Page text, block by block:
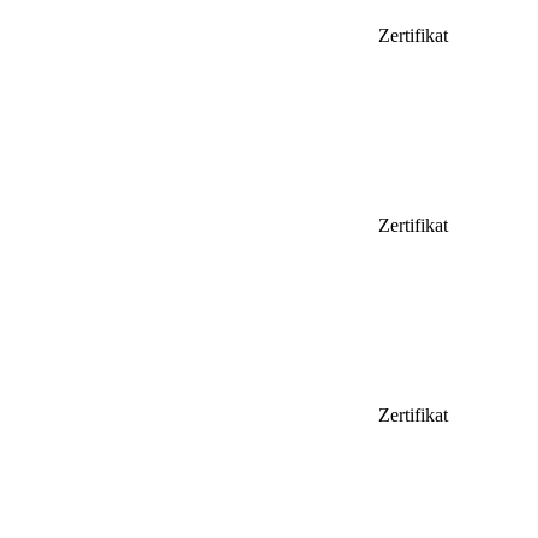
Zertifikat
Zertifikat
Zertifikat